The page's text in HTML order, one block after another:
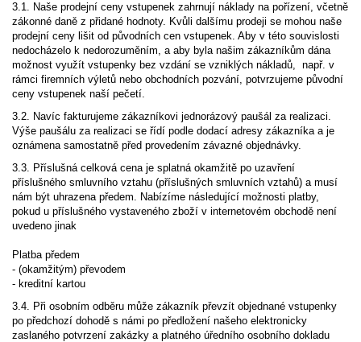
3.1. Naše prodejní ceny vstupenek zahrnují náklady na pořízení, včetně
zákonné daně z přidané hodnoty. Kvůli dalšímu prodeji se mohou naše
prodejní ceny lišit od původních cen vstupenek. Aby v této souvislosti
nedocházelo k nedorozuměním, a aby byla našim zákazníkům dána
možnost využít vstupenky bez vzdání se vzniklých nákladů, např. v
rámci firemních výletů nebo obchodních pozvání, potvrzujeme původní
ceny vstupenek naší pečetí.
3.2. Navíc fakturujeme zákazníkovi jednorázový paušál za realizaci.
Výše paušálu za realizaci se řídí podle dodací adresy zákazníka a je
oznámena samostatně před provedením závazné objednávky.
3.3. Příslušná celková cena je splatná okamžitě po uzavření
příslušného smluvního vztahu (příslušných smluvních vztahů) a musí
nám být uhrazena předem. Nabízíme následující možnosti platby,
pokud u příslušného vystaveného zboží v internetovém obchodě není
uvedeno jinak
Platba předem
- (okamžitým) převodem
- kreditní kartou
3.4. Při osobním odběru může zákazník převzít objednané vstupenky
po předchozí dohodě s námi po předložení našeho elektronicky
zaslaného potvrzení zakázky a platného úředního osobního dokladu